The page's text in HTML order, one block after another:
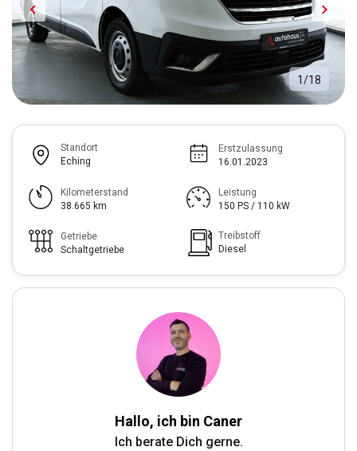
1 /18
Hallo, ich bin Caner
Ich berate Dich gerne.
Standort
Eching
Erstzulassung
16.01.2023
Kilometerstand
38.665 km
Leistung
150 PS / 110 kW
Getriebe
Schaltgetriebe
Treibstoff
Diesel